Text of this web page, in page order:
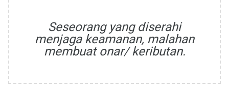
Seseorang yang diserahi
menjaga keamanan, malahan
membuat onar/ keributan.